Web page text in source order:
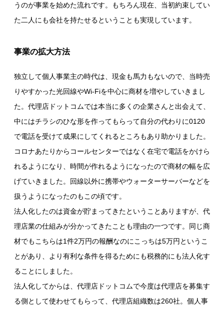
うのが事業を始めた流れです。もちろん現在、当初約束してい
た二人にも会社を持たせるということも実現しています。
事業の拡大方法
独立して個人事業主の時代は、現金も馬力もないので、当時売
りやすかった光回線やWi-Fiを中心に商材を増やしていきまし
た。代理店ドットコムでは本当に多くの企業さんと出会えて、
中にはチラシのひな形を作ってもらって自分の代わりに0120
で電話を受けて成果にしてくれるところもあり助かりました。
コロナあたりからコールセンターではなく在宅で電話をかけら
れるようになり、時間が作れるようになったので商材の幅を広
げていきました。回線以外に携帯やウォーターサーバーなどを
扱うようになったのもこの頃です。
法人化したのは資金が貯まってきたということありますが、代
理店業の仕組みが分かってきたことも理由の一つです。同じ商
材でもこちらは1件2万円の報酬なのにこっちは5万円というこ
とがあり、より有利な条件を得るためにも税務的にも法人化す
ることにしました。
法人化してからは、代理店ドットコムで今度は代理店を募集す
る側として使わせてもらって、代理店組織数は260社。個人事